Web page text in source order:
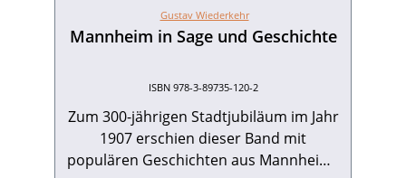
Gustav Wiederkehr
Mannheim in Sage und Geschichte
ISBN 978-3-89735-120-2
Zum 300-jährigen Stadtjubiläum im Jahr
1907 erschien dieser Band mit
populären Geschichten aus Mannheims